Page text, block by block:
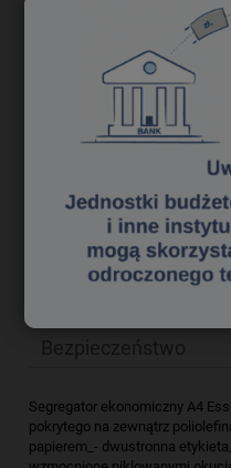
Producent:
Kod produktu:
sek1760087
Segregator ekonomiczny A4
pokrytego na zewnątrz
papierem_- dwustronna